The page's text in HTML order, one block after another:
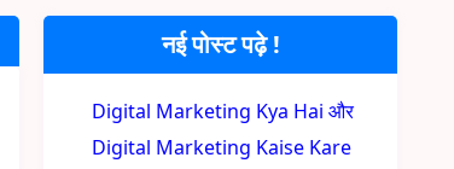
नई पोस्ट पढ़े !
Digital Marketing Kya Hai और
Digital Marketing Kaise Kare